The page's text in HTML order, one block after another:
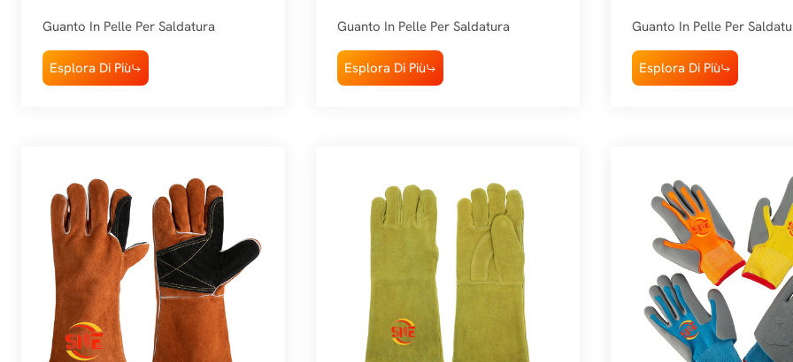
Guanto In Pelle Per Saldatura
Esplora Di Più
Guanto In Pelle Per Saldatura
Esplora Di Più
Guanto In Pelle Per
Esplora Di Più